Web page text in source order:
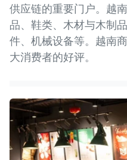
供应链的重要门户。越
品、鞋类、木材与木制
件、机械设备等。越南
大消费者的好评。